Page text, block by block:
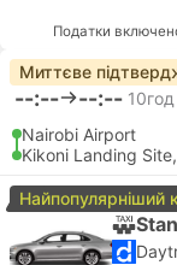
Податки
Миттєве
--:-- --:-- 10год
Nairobi Airport
Kikoni Landing
Найпопулярніший